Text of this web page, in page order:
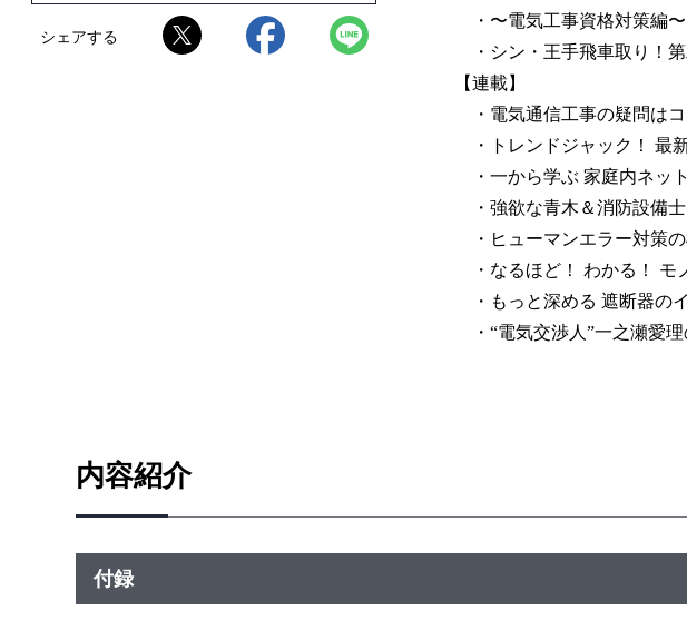
シェアする
・〜電気工事資格対策編
・シン・王手飛車取り！
【連載】
・電気通信工事の疑問はコ
・トレンドジャック！ 最
・一から学ぶ 家庭内ネッ
・強欲な青木＆消防設備士
・ヒューマンエラー対策
・なるほど！ わかる！ モ
・もっと深める 遮断器の
・“電気交渉人”一之瀬愛
内容紹介
付録